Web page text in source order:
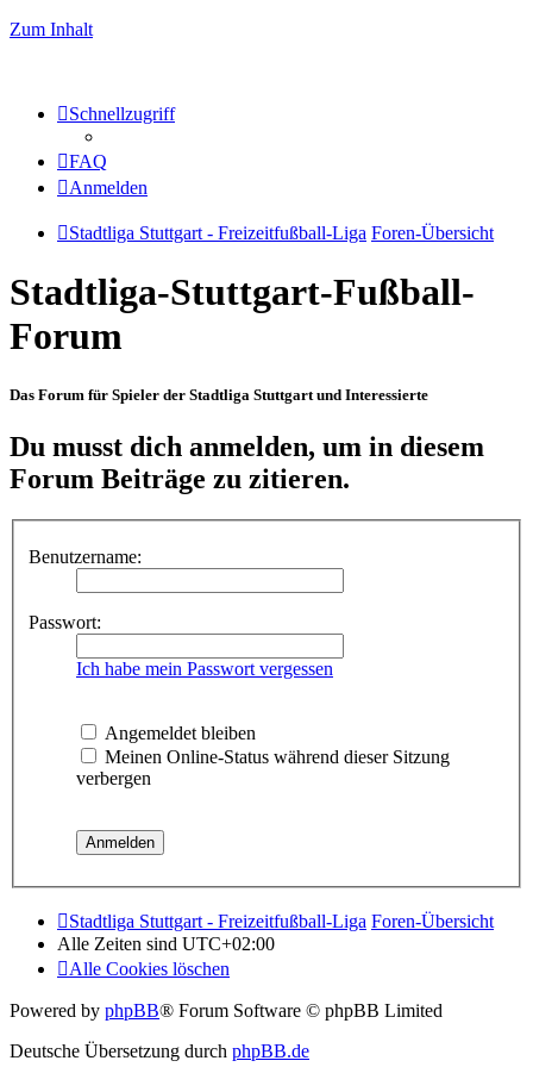
Zum Inhalt
Schnellzugriff
FAQ
Anmelden
Stadtliga Stuttgart - Freizeitfußball-Liga Foren-Übersicht
Stadtliga-Stuttgart-Fußball-
Forum
Das Forum für Spieler der Stadtliga Stuttgart und Interessierte
Du musst dich anmelden, um in diesem
Forum Beiträge zu zitieren.
Benutzername:
Passwort:
Ich habe mein Passwort vergessen
Angemeldet bleiben
Meinen Online-Status während dieser Sitzung
verbergen
Stadtliga Stuttgart - Freizeitfußball-Liga Foren-Übersicht
Alle Zeiten sind UTC+02:00
Alle Cookies löschen
Powered by phpBB® Forum Software © phpBB Limited
Deutsche Übersetzung durch phpBB.de